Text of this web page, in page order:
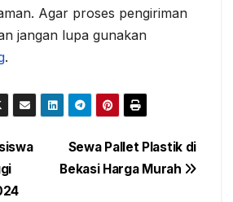
Agar proses pengiriman
jangan lupa gunakan
.
Sewa Pallet Plastik di
Bekasi Harga Murah